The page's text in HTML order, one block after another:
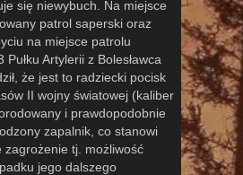
się niewybuch. Na miejsce
patrol saperski oraz
na miejsce patrolu
Artylerii z Bolesławca
że jest to radziecki pocisk
II wojny światowej (kaliber
i prawdopodobnie
zapalnik, co stanowi
zagrożenie tj. możliwość
jego dalszego